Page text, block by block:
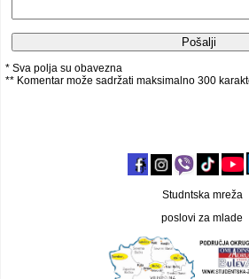
Studntska mreža
poslovi za mlade
* Sva polja su obavezna
** Komentar može sadržati maksimalno 300